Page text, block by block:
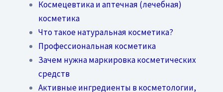
Космецевтика и аптечная (лечебная)
косметика
Что такое натуральная косметика?
Профессиональная косметика
Зачем нужна маркировка косметических
средств
Активные ингредиенты в косметологии,